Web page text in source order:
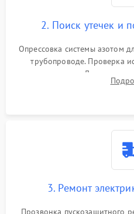
2. Поиск утечек и
Опрессовка системы азотом
трубопроводе. Проверка
течеискателем. Демонтаж
продувка капиллярной
3. Ремонт
Прозвонка пускозащитного